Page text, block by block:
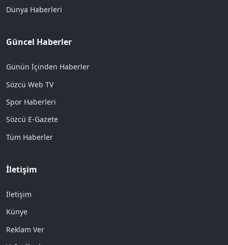
Dünya Haberleri
Güncel Haberler
Günün İçinden Haberler
Sözcü Web TV
Spor Haberleri
Sözcü E-Gazete
Tüm Haberler
İletişim
İletişim
Künye
Reklam Ver